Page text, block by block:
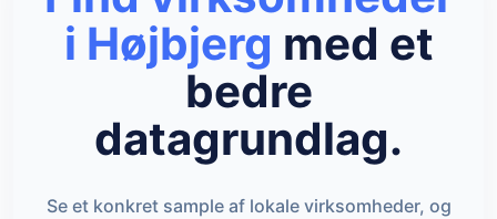
i Højbjerg med et
bedre
datagrundlag.
Se et konkret sample af lokale virksomheder, og